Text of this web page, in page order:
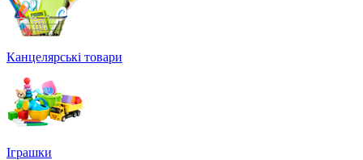
Канцелярські товари
Іграшки